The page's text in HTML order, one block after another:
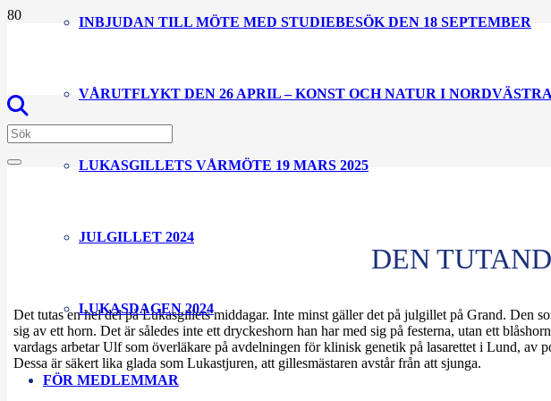
INBJUDAN TILL MÖTE MED STUDIEBESÖK DEN 18 SEPTEMBER
VÅRUTFLYKT DEN 26 APRIL – KONST OCH NATUR I
LUKASGILLETS VÅRMÖTE 19 MARS 2025
JULGILLET 2024
LUKASDAGEN 2024
FÖR MEDLEMMAR
DEN
Det tutas en hel del på Lukasgillets middagar. Inte minst gäller det på julgillet på Grand. Den
sig av ett horn. Det är således inte ett dryckeshorn han har med sig på festerna, utan ett
vardags arbetar Ulf som överläkare på avdelningen för klinisk genetik på lasarettet i Lund,
Dessa är säkert lika glada som Lukastjuren, att gillesmästaren avstår från att sjunga.